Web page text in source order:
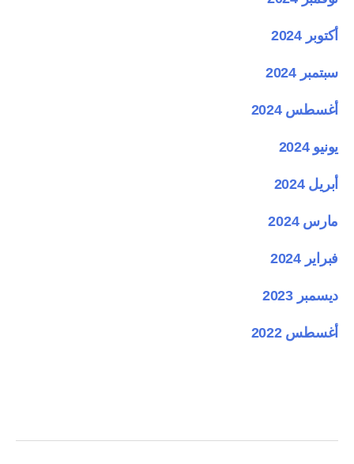
أكتوبر 2024
سبتمبر 2024
أغسطس 2024
يونيو 2024
أبريل 2024
مارس 2024
فبراير 2024
ديسمبر 2023
أغسطس 2022